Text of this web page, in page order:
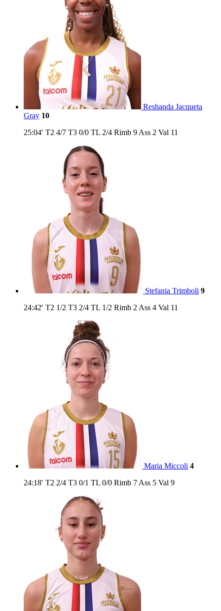
Reshanda Jacqueta
Gray 10
25:04′ T2 4/7 T3 0/0 TL 2/4 Rimb 9 Ass 2 Val 11
Stefania Trimboli 9
24:42′ T2 1/2 T3 2/4 TL 1/2 Rimb 2 Ass 4 Val 11
Maria Miccoli 4
24:18′ T2 2/4 T3 0/1 TL 0/0 Rimb 7 Ass 5 Val 9